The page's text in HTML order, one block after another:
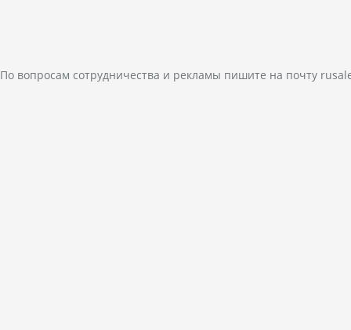
По вопросам сотрудничества и рекламы пишите на почту